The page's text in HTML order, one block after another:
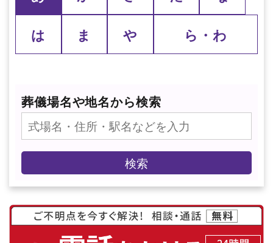
は ま や ら・わ
葬儀場名や地名から検索